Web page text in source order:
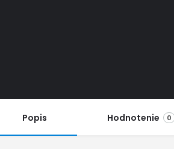
Popis Hodnotenie 0